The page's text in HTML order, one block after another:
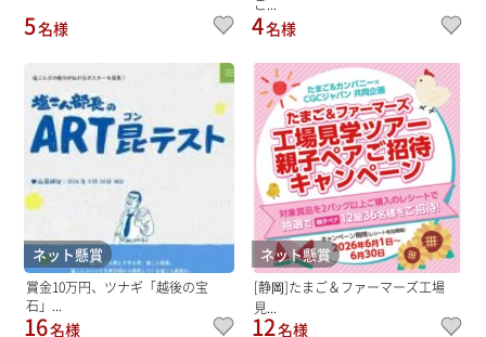
5名様
ご...
4名様
ネット懸賞
賞金10万円、ツナギ「越後の宝
石」...
16名様
ネット懸賞
[静岡]たまご＆ファーマーズ工場
見...
12名様